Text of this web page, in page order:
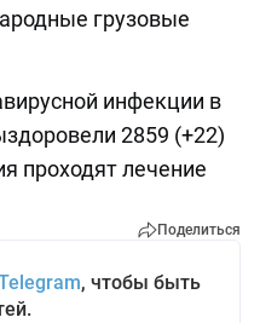
грузовые
инфекции в
2859 (+22)
проходят лечение
Поделиться
, чтобы быть